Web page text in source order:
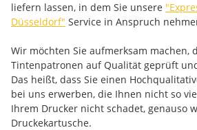
liefern lassen, in dem Sie unsere
Düsseldorf" Service in Anspruch
Wir möchten Sie aufmerksam machen,
Tintenpatronen auf Qualität geprüft
Das heißt, dass Sie einen
bei uns erwerben, die Ihnen nicht so
Ihrem Drucker nicht schadet, genauso
Druckekartusche.